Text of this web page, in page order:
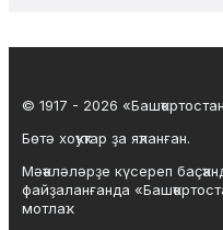
© 1917 - 2026
Бөтә хоҡуҡтар ҙа яҡланған.
Мәҡәләләрҙе күсереп
файҙаланғанда
мотлаҡ.